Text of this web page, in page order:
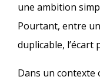
une ambition
Pourtant, entre
duplicable,
Dans un contexte